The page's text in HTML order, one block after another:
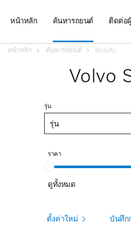
หน้าหลัก ค้นหารถยนต์ ติดต่อ
หน้าหลัก ค้นหารถยนต์ Results
Volvo
รุ่น
รุ่น
ราคา
ดูทั้งหมด
ตั้งค่าใหม่ บันทึก